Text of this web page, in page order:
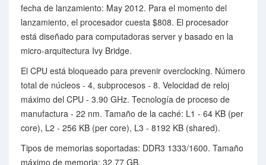
fecha de lanzamiento: May 2012. Para el momento del
lanzamiento, el procesador cuesta $808. El procesador
está diseñado para computadoras server y basado en la
micro-arquitectura Ivy Bridge.
El CPU está bloqueado para prevenir overclocking. Número
total de núcleos - 4, subprocesos - 8. Velocidad de reloj
máximo del CPU - 3.90 GHz. Tecnología de proceso de
manufactura - 22 nm. Tamaño de la caché: L1 - 64 KB (per
core), L2 - 256 KB (per core), L3 - 8192 KB (shared).
Tipos de memorias soportadas: DDR3 1333/1600. Tamaño
máximo de memoria: 32.77 GB.